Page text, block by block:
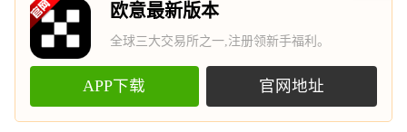
欧意最新版本
全球三大交易所之一,注册领新手福利。
APP下载 官网地址